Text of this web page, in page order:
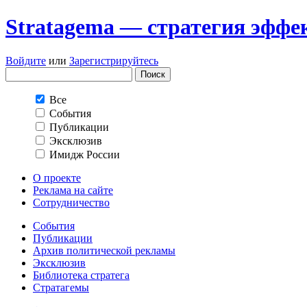
Stratagema — cтратегия
Войдите или Зарегистрируйтесь
Все
События
Публикации
Эксклюзив
Имидж России
О проекте
Реклама на сайте
Сотрудничество
События
Публикации
Архив политической рекламы
Эксклюзив
Библиотека стратега
Стратагемы